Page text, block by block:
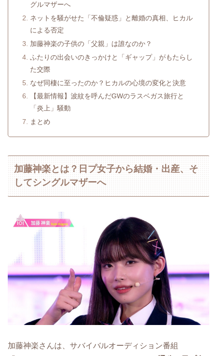
グルマザーへ
ネットを騒がせた「不倫疑惑」と離婚の真相、ヒカル
による否定
加藤神楽の子供の「父親」は誰なのか？
ふたりの出会いのきっかけと「ギャップ」がもたらし
た交際
なぜ同棲に至ったのか？ヒカルの心境の変化と決意
【最新情報】波紋を呼んだGWのラスベガス旅行と
「炎上」騒動
まとめ
加藤神楽とは？日プ女子から結婚・出産、そ
してシングルマザーへ
加藤神楽さんは、サバイバルオーディション番組